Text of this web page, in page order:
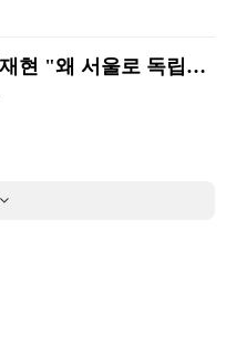
서울 토박이 안재현 "왜 서울로 독립해?"